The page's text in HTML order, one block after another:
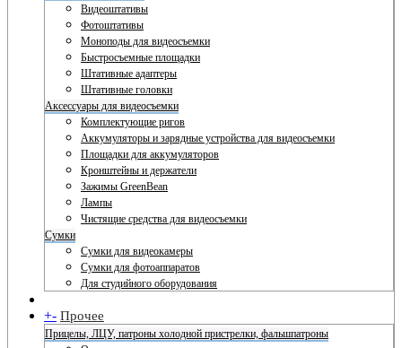
Видеоштативы
Фотоштативы
Моноподы для видеосъемки
Быстросъемные площадки
Штативные адаптеры
Штативные головки
Аксессуары для видеосъемки
Комплектующие ригов
Аккумуляторы и зарядные устройства для видеосъемки
Площадки для аккумуляторов
Кронштейны и держатели
Зажимы GreenBean
Лампы
Чистящие средства для видеосъемки
Сумки
Сумки для видеокамеры
Сумки для фотоаппаратов
Для студийного оборудования
+- Прочее
Прицелы, ЛЦУ, патроны холодной пристрелки, фальшпатроны